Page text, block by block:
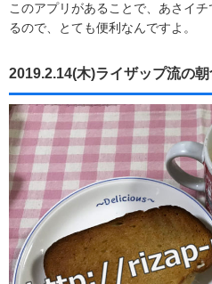
このアプリがあることで、あさイ
るので、とても便利なんですよ。
2019.2.14(木)ライザップ流の朝